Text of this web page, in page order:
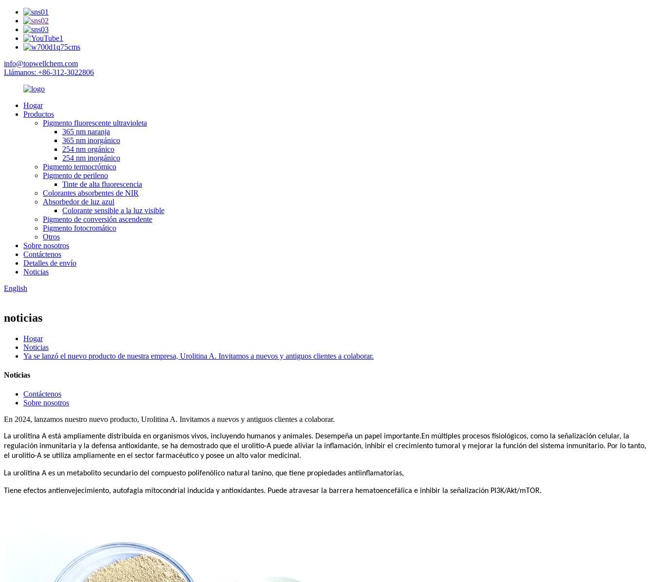
info@topwellchem.com
Llámanos: +86-312-3022806
Hogar
Productos
Pigmento fluorescente ultravioleta
365 nm naranja
365 nm inorgánico
254 nm orgánico
254 nm inorgánico
Pigmento termocrómico
Pigmento de perileno
Tinte de alta fluorescencia
Colorantes absorbentes de NIR
Absorbedor de luz azul
Colorante sensible a la luz visible
Pigmento de conversión ascendente
Pigmento fotocromático
Otros
Sobre nosotros
Contáctenos
Detalles de envío
Noticias
English
noticias
Hogar
Noticias
Ya se lanzó el nuevo producto de nuestra empresa, Urolitina A. Invitamos a nuevos y antiguos clientes a colaborar.
Noticias
Contáctenos
Sobre nosotros
En 2024, lanzamos nuestro nuevo producto, Urolitina A. Invitamos a nuevos y antiguos clientes a colaborar.
La urolitina A está ampliamente distribuida en organismos vivos, incluyendo humanos y animales. Desempeña un papel importante.En múltiples procesos fisiológicos, como la señalización celular, la
regulación inmunitaria y la defensa antioxidante, se ha demostrado que el urolitio-A puede aliviar la inflamación, inhibir el crecimiento tumoral y mejorar la función del sistema inmunitario. Por lo tanto,
el urolitio-A se utiliza ampliamente en el sector farmacéutico y posee un alto valor medicinal.
La urolitina A es un metabolito secundario del compuesto polifenólico natural tanino, que tiene propiedades antiinflamatorias,
Tiene efectos antienvejecimiento, autofagia mitocondrial inducida y antioxidantes. Puede atravesar la barrera hematoencefálica e inhibir la señalización PI3K/Akt/mTOR.